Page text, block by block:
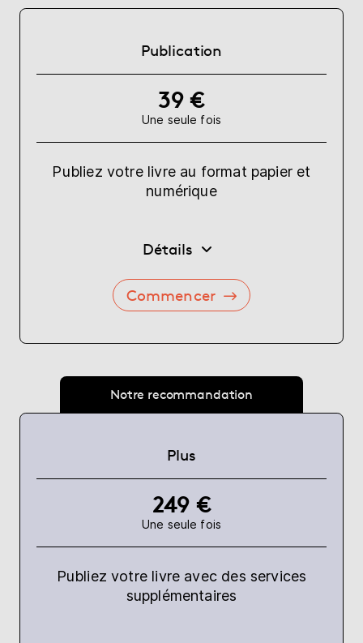
Publication
39 €
Une seule fois
Publiez votre livre au format papier et
numérique
Détails
Commencer
Notre recommandation
Plus
249 €
Une seule fois
Publiez votre livre avec des services
supplémentaires